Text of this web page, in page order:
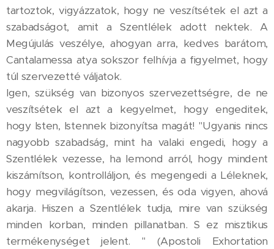
tartoztok, vigyázzatok, hogy ne veszítsétek el azt a
szabadságot, amit a Szentlélek adott nektek. A
Megújulás veszélye, ahogyan arra, kedves barátom,
Cantalamessa atya sokszor felhívja a figyelmet, hogy
túl szervezetté váljatok.
Igen, szükség van bizonyos szervezettségre, de ne
veszítsétek el azt a kegyelmet, hogy engeditek,
hogy Isten, Istennek bizonyítsa magát! "Ugyanis nincs
nagyobb szabadság, mint ha valaki engedi, hogy a
Szentlélek vezesse, ha lemond arról, hogy mindent
kiszámítson, kontrolláljon, és megengedi a Léleknek,
hogy megvilágítson, vezessen, és oda vigyen, ahová
akarja. Hiszen a Szentlélek tudja, mire van szükség
minden korban, minden pillanatban. S ez misztikus
termékenységet jelent. " (Apostoli Exhortation